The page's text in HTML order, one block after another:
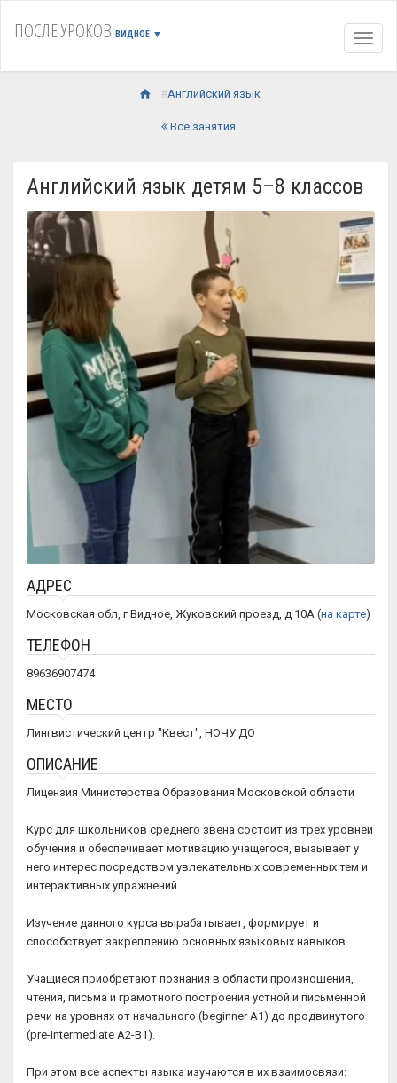
ПОСЛЕ УРОКОВ ВИДНОЕ ▼
Английский язык
Все занятия
Английский язык детям 5–8 классов
АДРЕС
Московская обл, г Видное, Жуковский проезд, д 10А (на карте)
ТЕЛЕФОН
89636907474
МЕСТО
Лингвистический центр "Квест", НОЧУ ДО
ОПИСАНИЕ
Лицензия Министерства Образования Московской области
Курс для школьников среднего звена состоит из трех уровней
обучения и обеспечивает мотивацию учащегося, вызывает у
него интерес посредством увлекательных современных тем и
интерактивных упражнений.
Изучение данного курса вырабатывает, формирует и
способствует закреплению основных языковых навыков.
Учащиеся приобретают познания в области произношения,
чтения, письма и грамотного построения устной и письменной
речи на уровнях от начального (beginner A1) до продвинутого
(pre-intermediate A2-B1).
При этом все аспекты языка изучаются в их взаимосвязи: